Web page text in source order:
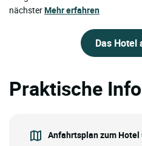
nächsterMehr erfahren
Das Hotel
Praktische
Anfahrtsplan zum Hotel